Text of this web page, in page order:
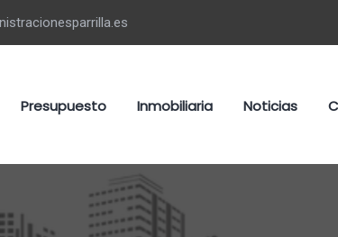
Presupuesto Inmobiliaria Noticias